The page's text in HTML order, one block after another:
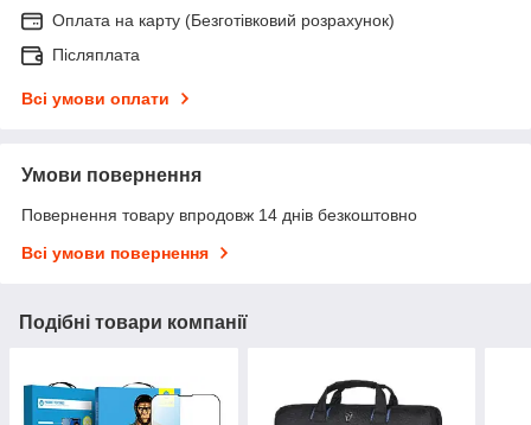
Оплата на карту (Безготівковий розрахунок)
Післяплата
Всі умови оплати
Умови повернення
Повернення товару впродовж 14 днів безкоштовно
Всі умови повернення
Подібні товари компанії